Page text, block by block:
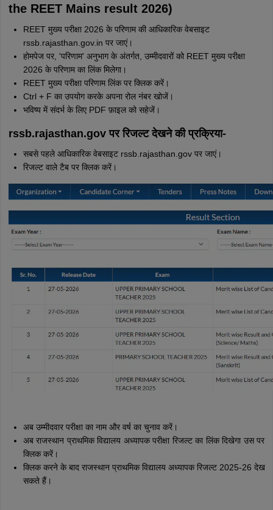
the REET Mains result 2026)
REET मुख्य परीक्षा 2026 के परिणाम की आधिकारिक वेबसाइट
rssb.rajasthan.gov.in पर जाएं।
होमपेज पर, 'परिणाम' अनुभाग के अंतर्गत, उम्मीदवारों को REET मुख्य परीक्षा
2026 के परिणाम का लिंक मिलेगा।
REET मुख्य परीक्षा परिणाम लिंक पर क्लिक करें।
Ctrl + F का उपयोग करके अपना रोल नंबर खोजें।
भविष्य में संदर्भ के लिए PDF फ़ाइल को सहेजें।
rssb.rajasthan.gov पर रिजल्ट देखने की प्रक्रिया-
सबसे पहले आधिकारिक वेबसाइट rssb.rajasthan.gov पर जाएं।
रिजल्ट वाले टैब पर क्लिक करें।
अब उम्मीदवार परीक्षा का नाम और वर्ष का चुनाव करें।
अब राजस्थान प्राथमिक विद्यालय अध्यापक परीक्षा रिजल्ट का लिंक दिखेगा उस पर
क्लिक करें।
क्लिक करने के बाद राजस्थान प्राथमिक विद्यालय अध्यापक रिजल्ट 2025-26 देख
सकते हैं।